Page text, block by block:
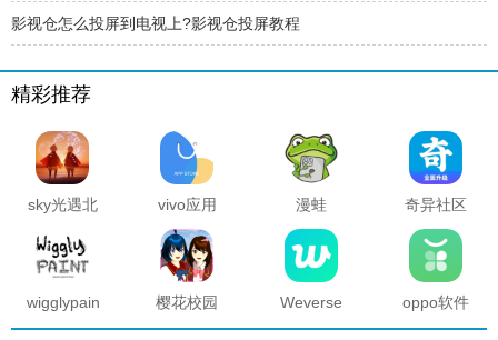
​影视仓怎么投屏到电视上?影视仓投屏教程
精彩推荐
sky光遇北
解锁版
vivo应用
正版
漫蛙
官方正版
奇异社区
载安装
2025最新
版本
wigglypaint
樱花校园
Weverse
oppo软件